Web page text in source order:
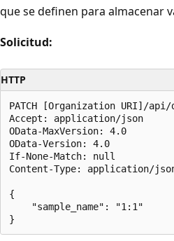
que se definen para almacenar
Solicitud:
HTTP
PATCH [Organization URI]/api/
Accept: application/json
OData-MaxVersion: 4.0
OData-Version: 4.0
If-None-Match: null
Content-Type: application/
{
    "sample_name": "1:1"